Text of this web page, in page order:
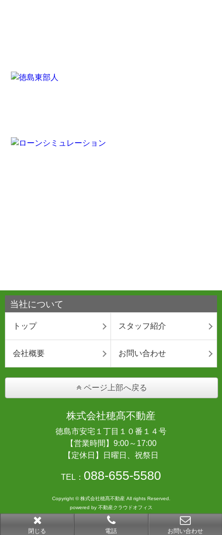
閉じる 電話 お問い合わせ
当社について
トップ スタッフ紹介
会社概要 お問い合わせ
ページ上部へ戻る
株式会社穂髙不動産
徳島市安宅１丁目１０番１４号
【営業時間】9:00～17:00
【定休日】日曜日、祝祭日
TEL： 088-655-5580
Copyright © 株式会社穂髙不動産 All rights Reserved.
powered by 不動産クラウドオフィス